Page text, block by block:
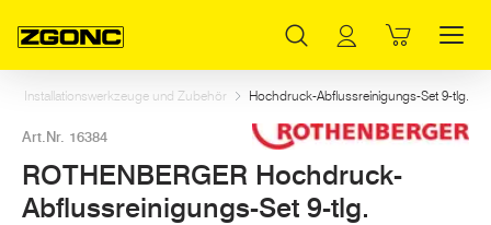
Installationswerkzeuge und Zubehör Hochdruck-Abflussreinigungs-Set 9-tlg.
Art.Nr. 16384
ROTHENBERGER Hochdruck-
Abflussreinigungs-Set 9-tlg.